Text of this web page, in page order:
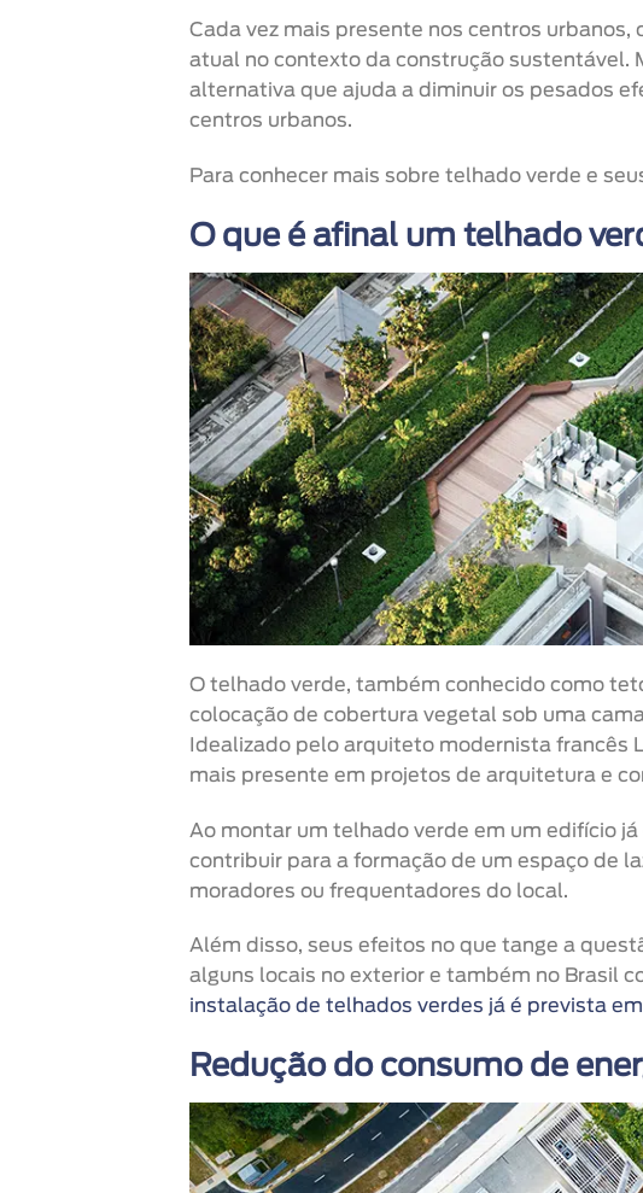
Cada vez mais presente nos centros
atual no contexto da construção sustentável.
alternativa que ajuda a diminuir os pesados
centros urbanos.
Para conhecer mais sobre telhado verde e
O que é afinal um telhado
O telhado verde, também conhecido como
colocação de cobertura vegetal sob uma
Idealizado pelo arquiteto modernista francês
mais presente em projetos de arquitetura e
Ao montar um telhado verde em um edifício
contribuir para a formação de um espaço de
moradores ou frequentadores do local.
Além disso, seus efeitos no que tange a
alguns locais no exterior e também no Brasil
instalação de telhados verdes já é prevista
Redução do consumo de